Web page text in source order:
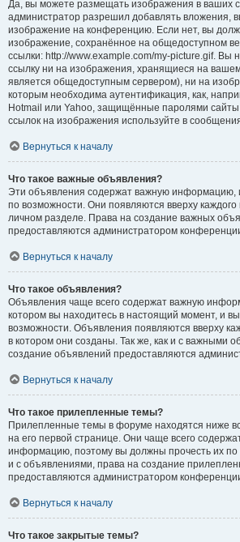
Да, вы можете размещать изображения в ваших
администратор разрешил добавлять вложения,
изображение на конференцию. Если нет, вы
изображение, сохранённое на общедоступном
ссылки: http://www.example.com/my-picture.gif. Вы
ссылку ни на изображения, хранящиеся на
является общедоступным сервером), ни на
которым необходима аутентификация, как,
Hotmail или Yahoo, защищённые паролями сайты
ссылок на изображения используйте в
Вернуться к началу
Что такое важные объявления?
Эти объявления содержат важную информацию,
по возможности. Они появляются вверху
личном разделе. Права на создание важных
предоставляются администратором
Вернуться к началу
Что такое объявления?
Объявления чаще всего содержат важную
котором вы находитесь в настоящий момент, и
возможности. Объявления появляются вверху
в котором они созданы. Так же, как и с важными
создание объявлений предоставляются
Вернуться к началу
Что такое прилепленные темы?
Прилепленные темы в форуме находятся ниже
на его первой странице. Они чаще всего
информацию, поэтому вы должны прочесть их по
и с объявлениями, права на создание
предоставляются администратором
Вернуться к началу
Что такое закрытые темы?